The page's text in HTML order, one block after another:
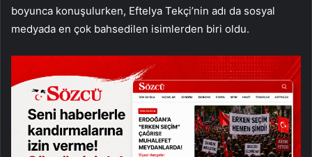
boyunca konuşulurken, Eftelya Tekçi’nin adı da sosyal
medyada en çok bahsedilen isimlerden biri oldu.